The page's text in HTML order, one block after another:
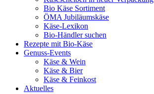
Bio Käse Sortiment
ÖMA Jubiläumskäse
Käse-Lexikon
Bio-Händler suchen
Rezepte mit Bio-Käse
Genuss-Events
Käse & Wein
Käse & Bier
Käse & Feinkost
Aktuelles